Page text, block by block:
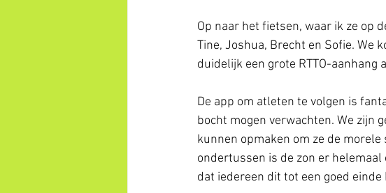
Op naar het fietsen, waar ik ze op
Tine, Joshua, Brecht en Sofie. We
duidelijk een grote RTTO-aanhang
De app om atleten te volgen is
bocht mogen verwachten. We zijn
kunnen opmaken om ze de
ondertussen is de zon er
dat iedereen dit tot een goed